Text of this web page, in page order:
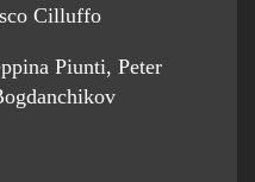
Cilluffo
Piunti, Peter